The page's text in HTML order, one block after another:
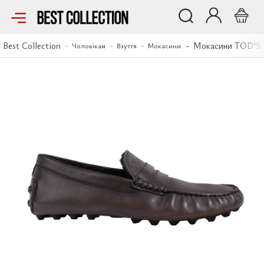
Best Collection Чоловікам Взуття Мокасини Мокасини TOD'S
Мокасини TOD'S